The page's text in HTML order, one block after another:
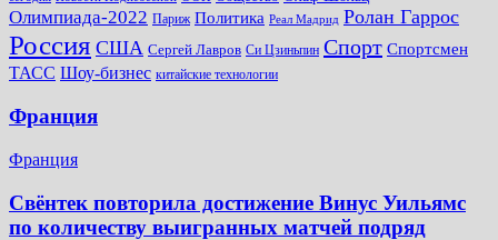
Олимпиада-2022 Париж Политика Реал Мадрид Ролан Гаррос
Россия США Сергей Лавров Си Цзиньпин Спорт Спортсмен
ТАСС Шоу-бизнес китайские технологии
Франция
Франция
Свёнтек повторила достижение Винус Уильямс
по количеству выигранных матчей подряд